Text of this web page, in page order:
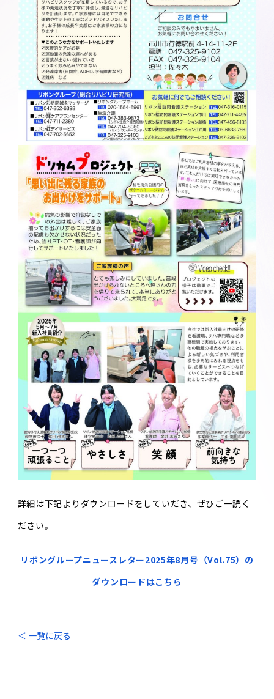
詳細は下記よりダウンロードをしていだき、ぜひご一読く
ださい。
リボングループニュースレター2025年8月号（Vol.75）の
ダウンロードはこちら
＜ 一覧に戻る